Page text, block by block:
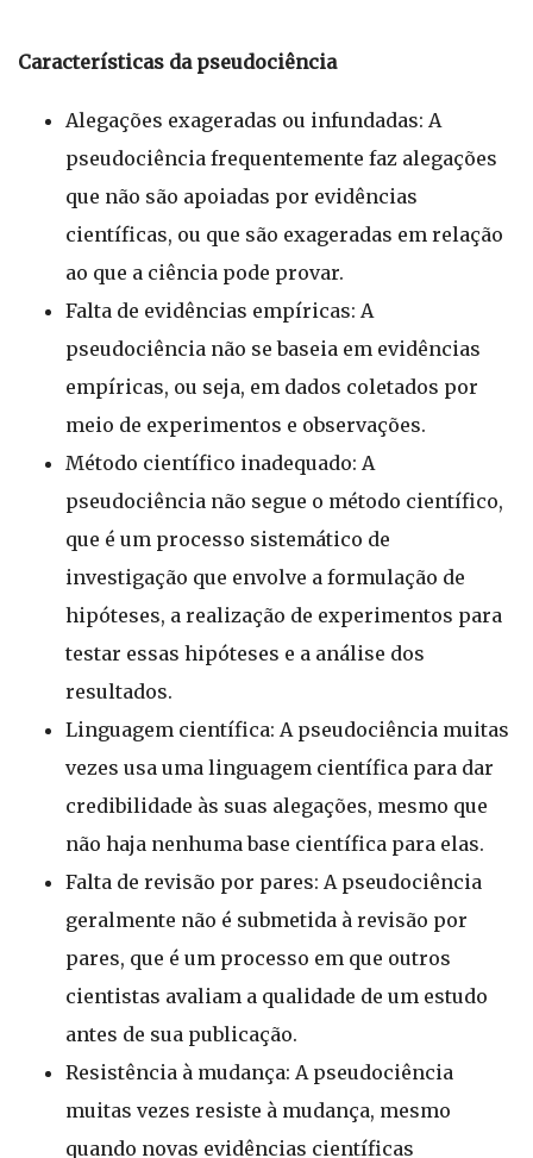
Características da pseudociência
Alegações exageradas ou infundadas: A
pseudociência frequentemente faz alegações
que não são apoiadas por evidências
científicas, ou que são exageradas em relação
ao que a ciência pode provar.
Falta de evidências empíricas: A
pseudociência não se baseia em evidências
empíricas, ou seja, em dados coletados por
meio de experimentos e observações.
Método científico inadequado: A
pseudociência não segue o método científico,
que é um processo sistemático de
investigação que envolve a formulação de
hipóteses, a realização de experimentos para
testar essas hipóteses e a análise dos
resultados.
Linguagem científica: A pseudociência muitas
vezes usa uma linguagem científica para dar
credibilidade às suas alegações, mesmo que
não haja nenhuma base científica para elas.
Falta de revisão por pares: A pseudociência
geralmente não é submetida à revisão por
pares, que é um processo em que outros
cientistas avaliam a qualidade de um estudo
antes de sua publicação.
Resistência à mudança: A pseudociência
muitas vezes resiste à mudança, mesmo
quando novas evidências científicas